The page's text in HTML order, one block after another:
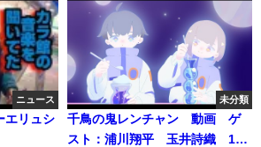
ニュース
エリュシ
未分類
千鳥の鬼レンチャン 動画 ゲ
スト：浦川翔平 玉井詩織 10